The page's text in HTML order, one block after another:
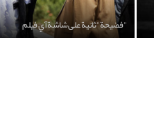
"فضيحة" ثانية على شاشة آي فيلم